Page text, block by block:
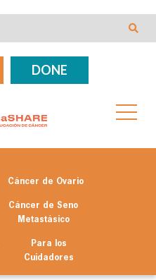
DONE
Cáncer de Ovario
Cáncer de Seno
Metastásico
Para los
Cuidadores